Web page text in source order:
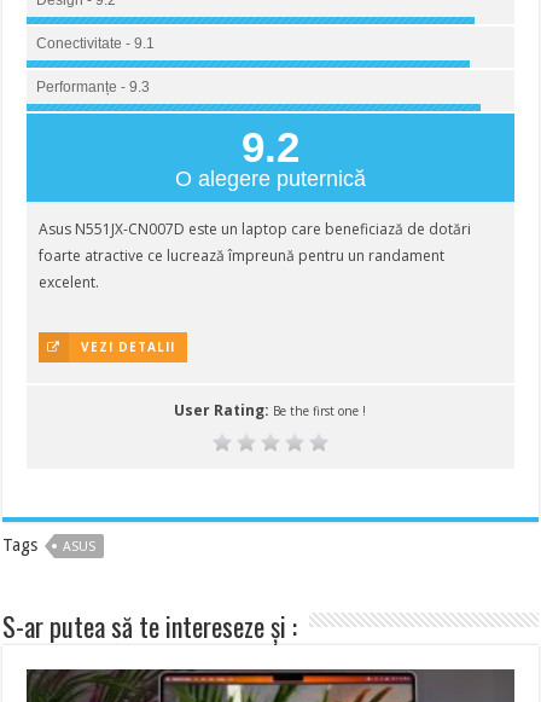
Conectivitate - 9.1
Performanțe - 9.3
9.2
O alegere puternică
Asus N551JX-CN007D este un laptop care beneficiază de dotări
foarte atractive ce lucrează împreună pentru un randament
excelent.
VEZI DETALII
User Rating: Be the first one !
Tags ASUS
S-ar putea să te intereseze și :